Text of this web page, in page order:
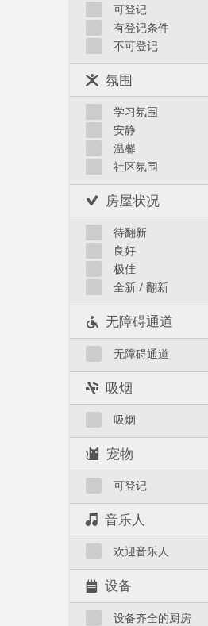
Saint-Gilles
Woluwe-Saint-
Woluwe-Saint-
Evere
Forest
Ganshoren
Haren
Jette
Koekelberg
Laeken
Molenbeek
Neder-Over-
周边地区
Schaerbeek
Saint-Gilles
Saint-Josse
Uccle
可登记
有登记条件
不可登记
氛围
学习氛围
安静
温馨
社区氛围
房屋状况
待翻新
良好
极佳
全新 / 翻新
无障碍通道
无障碍通道
吸烟
吸烟
宠物
可登记
音乐人
欢迎音乐人
设备
设备齐全的厨房